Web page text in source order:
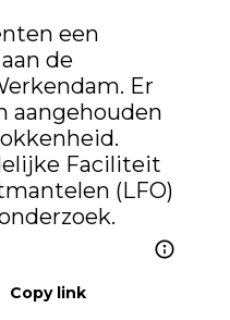
de
. Er
aangehouden
Faciliteit
(LFO)
Copy link